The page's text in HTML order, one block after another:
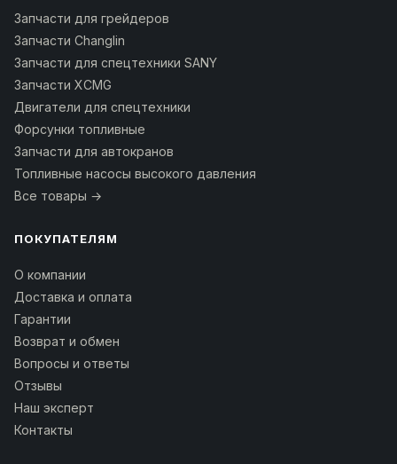
Запчасти для грейдеров
Запчасти Changlin
Запчасти для спецтехники SANY
Запчасти XCMG
Двигатели для спецтехники
Форсунки топливные
Запчасти для автокранов
Топливные насосы высокого давления
Все товары →
ПОКУПАТЕЛЯМ
О компании
Доставка и оплата
Гарантии
Возврат и обмен
Вопросы и ответы
Отзывы
Наш эксперт
Контакты